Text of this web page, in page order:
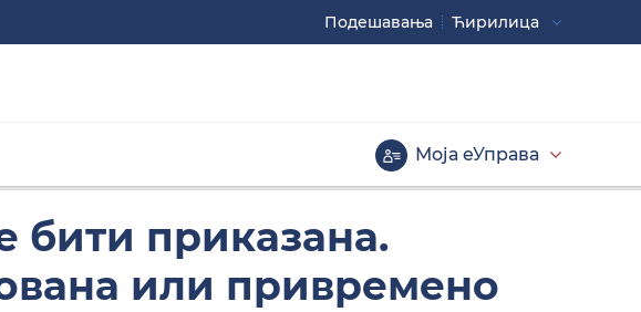
Моја еУправа
Ћирилица
Подешавaња
Велика слова
бити приказана.
или привремено